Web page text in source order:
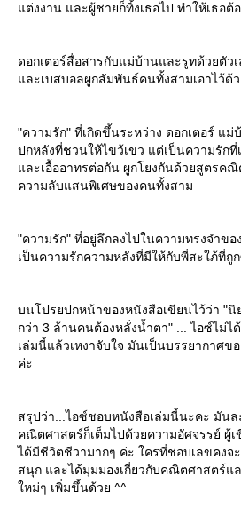
ต่งงาน และผู้ชายก็ทิ้งเธอไป ทำให้เธอต้
ดอกเตอร์สื่อสารกับแม่บ้านและรูทด้วยตัว
ละเบสบอลผูกสัมพันธ์คนทั้งสามเอาไว้ด้
"ความรัก" ที่เกิดขึ้นระหว่าง ดอกเตอร์ แ
ปกหลังที่ชวนให้ไขว้เขว แต่เป็นความรัก
ละเอื้ออาทรต่อกัน ผูกโยงกันด้วยสูตรคณิ
ความลับแสนพิเศษของคนทั้งสาม
"ความรัก" ที่อยู่ลึกลงไปในความทรงจำขอ
เป็นความรักความหลังที่มีให้กับพี่สะใภ้ที่ถู
บนโปรยปกหน้าของหนังสือเขียนไว้ว่า "
กว่า 3 ล้านคนต้องหลั่งน้ำตา" ... ไอซ์ไม่ไ
เล่มนี้แล้วเหงาจับใจ มันเป็นบรรยากาศ
ค่ะ
สรุปว่า...ไอซ์ชอบหนังสือเล่มนี้นะคะ มันล
คณิตศาสตร์ก็เต็มไปด้วยความอัศจรรย์ ผู้
ได้มีชีวิตชีวามากๆ ค่ะ ใครที่ชอบเลขคงจ
สนุก และได้มุมมองเกี่ยวกับคณิตศาสตร์แ
หม่ๆ เพิ่มขึ้นด้วย ^^